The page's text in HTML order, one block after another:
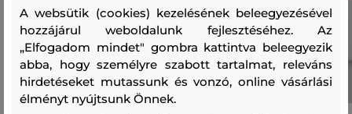
A websütik (cookies) kezelésének beleegyezésével
hozzájárul weboldalunk fejlesztéséhez. Az
„Elfogadom mindet" gombra kattintva beleegyezik
abba, hogy személyre szabott tartalmat, releváns
hirdetéseket mutassunk és vonzó, online vásárlási
élményt nyújtsunk Önnek.